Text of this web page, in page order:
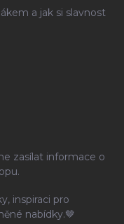
a jak si slavnost
zasílat informace o
inspiraci pro
nabídky.🤎